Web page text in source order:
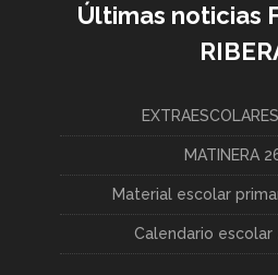
Últimas noticias
MATINERA
Material escolar
Calendario escolar